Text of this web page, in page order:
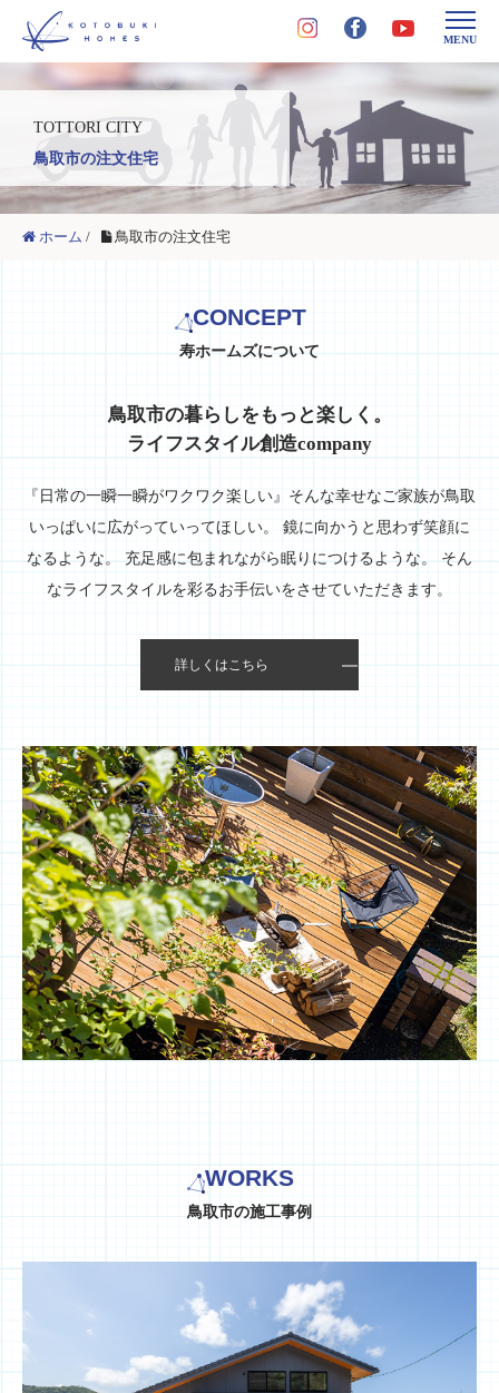
MENU
TOTTORI CITY
鳥取市の注文住宅
ホーム / 鳥取市の注文住宅
CONCEPT
寿ホームズについて
鳥取市の暮らしをもっと楽しく。
ライフスタイル創造company
『日常の一瞬一瞬がワクワク楽しい』そんな幸せなご家族が鳥取
いっぱいに広がっていってほしい。
鏡に向かうと思わず笑顔に
なるような。
充足感に包まれながら眠りにつけるような。
そん
なライフスタイルを彩るお手伝いをさせていただきます。
詳しくはこちら
WORKS
鳥取市の施工事例